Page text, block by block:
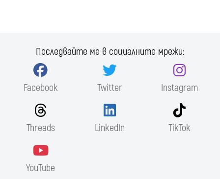
Последвайте ме в социалните мрежи:
Facebook Twitter Instagram
Threads LinkedIn TikTok
YouTube